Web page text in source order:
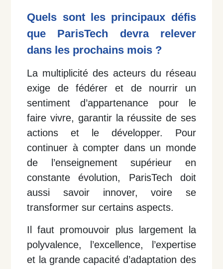
Quels sont les principaux défis
que ParisTech devra relever
dans les prochains mois ?
La multiplicité des acteurs du réseau
exige de fédérer et de nourrir un
sentiment d’appartenance pour le
faire vivre, garantir la réussite de ses
actions et le développer. Pour
continuer à compter dans un monde
de l’enseignement supérieur en
constante évolution, ParisTech doit
aussi savoir innover, voire se
transformer sur certains aspects.
Il faut promouvoir plus largement la
polyvalence, l’excellence, l’expertise
et la grande capacité d’adaptation des